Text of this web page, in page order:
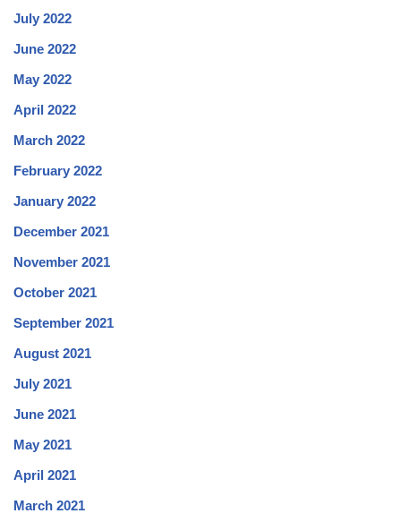
July 2022
June 2022
May 2022
April 2022
March 2022
February 2022
January 2022
December 2021
November 2021
October 2021
September 2021
August 2021
July 2021
June 2021
May 2021
April 2021
March 2021